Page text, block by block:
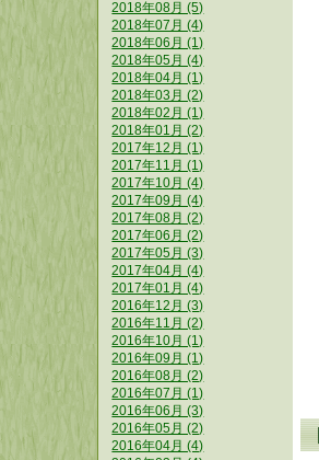
2018年08月 (5)
2018年07月 (4)
2018年06月 (1)
2018年05月 (4)
2018年04月 (1)
2018年03月 (2)
2018年02月 (1)
2018年01月 (2)
2017年12月 (1)
2017年11月 (1)
2017年10月 (4)
2017年09月 (4)
2017年08月 (2)
2017年06月 (2)
2017年05月 (3)
2017年04月 (4)
2017年01月 (4)
2016年12月 (3)
2016年11月 (2)
2016年10月 (1)
2016年09月 (1)
2016年08月 (2)
2016年07月 (1)
2016年06月 (3)
2016年05月 (2)
2016年04月 (4)